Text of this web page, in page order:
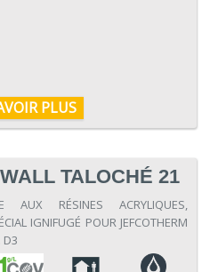
PLUS
TALOCHÉ 21
AUX RÉSINES ACRYLIQUES,
IGNIFUGÉ POUR JEFCOTHERM
D3